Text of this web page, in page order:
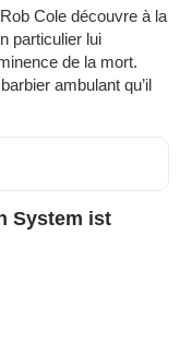
Cole découvre à la
particulier lui
de la mort.
ambulant qu’il
System ist